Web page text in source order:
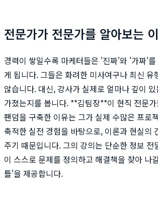
전문가가 전문가를 알아보는
경력이 쌓일수록 마케터들은 '진짜'와 '가짜'
게 됩니다. 그들은 화려한 미사여구나 최신 유
않습니다. 대신, 강사가 실제로 얼마나 깊이
가졌는지를 봅니다. **김팀장**이 현직 전문
팬덤을 구축한 이유는 그가 실제 수많은 프로
축적한 실전 경험을 바탕으로, 이론과 현실의
주기 때문입니다. 그의 강의는 단순한 정보 전
이 스스로 문제를 정의하고 해결책을 찾아 나
틀'을 제공합니다.